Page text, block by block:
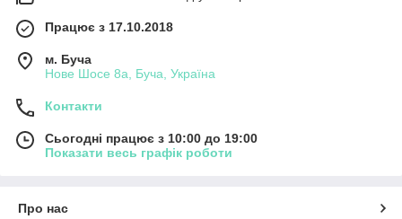
Працює з 17.10.2018
м. Буча
Нове Шосе 8а, Буча, Україна
Контакти
Сьогодні працює з 10:00 до 19:00
Показати весь графік роботи
Про нас